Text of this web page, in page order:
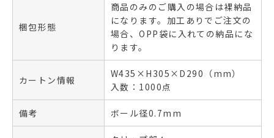
梱包形態
商品のみのご購入の場合は裸納品
になります。加工ありでご注文の
場合、OPP袋に入れての納品にな
ります。
カートン情報
W435×H305×D290（mm）
入数：1000点
備考 ボール径0.7mm